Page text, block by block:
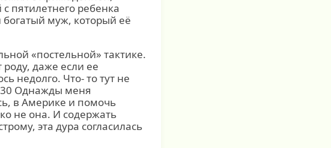
пятилетнего ребенка
муж, который её
«постельной» тактике.
роду, даже если ее
недолго. Что- то тут не
Однажды меня
в Америке и помочь
не она. И содержать
эта дура согласилась